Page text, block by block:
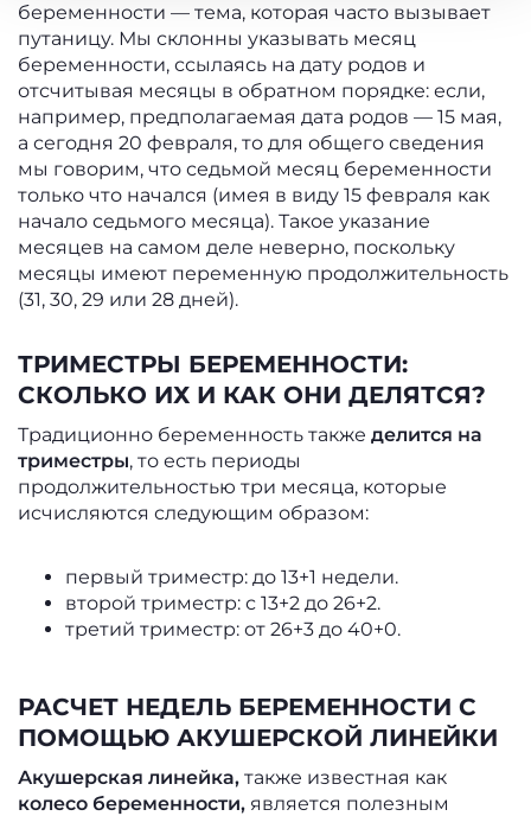
беременности — тема, которая часто вызывает
путаницу. Мы склонны указывать месяц
беременности, ссылаясь на дату родов и
отсчитывая месяцы в обратном порядке: если,
например, предполагаемая дата родов — 15 мая,
а сегодня 20 февраля, то для общего сведения
мы говорим, что седьмой месяц беременности
только что начался (имея в виду 15 февраля как
начало седьмого месяца). Такое указание
месяцев на самом деле неверно, поскольку
месяцы имеют переменную продолжительность
(31, 30, 29 или 28 дней).
ТРИМЕСТРЫ БЕРЕМЕННОСТИ:
СКОЛЬКО ИХ И КАК ОНИ ДЕЛЯТСЯ?
Традиционно беременность также делится на
триместры, то есть периоды
продолжительностью три месяца, которые
исчисляются следующим образом:
первый триместр: до 13+1 недели.
второй триместр: с 13+2 до 26+2.
третий триместр: от 26+3 до 40+0.
РАСЧЕТ НЕДЕЛЬ БЕРЕМЕННОСТИ С
ПОМОЩЬЮ АКУШЕРСКОЙ ЛИНЕЙКИ
Акушерская линейка, также известная как
колесо беременности, является полезным